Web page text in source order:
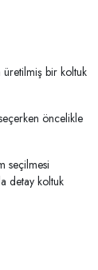
üretilmiş bir koltuk
öncelikle
seçilmesi
detay koltuk